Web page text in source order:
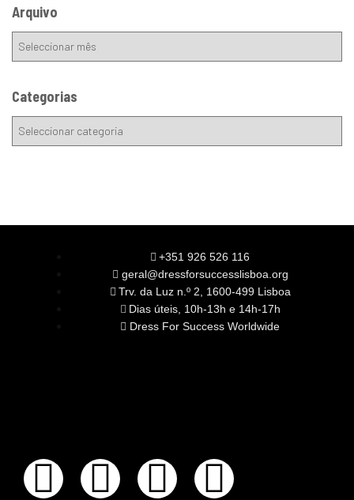
Arquivo
Categorias
+351 926 526 116
geral@dressforsuccesslisboa.org
Trv. da Luz n.º 2, 1600-499 Lisboa
Dias úteis, 10h-13h e 14h-17h
Dress For Success Worldwide